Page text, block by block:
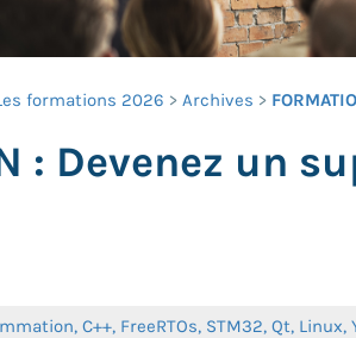
formations 2026 Archives
: Devenez un
C++, FreeRTOs, STM32, Qt, Linux,